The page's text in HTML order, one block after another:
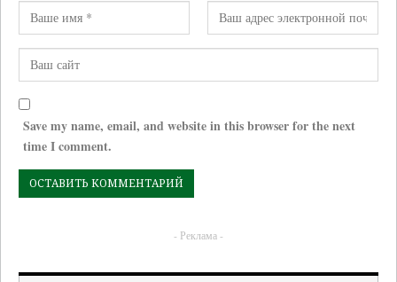
Save my name, email, and website in this browser for the next
time I comment.
- Реклама -